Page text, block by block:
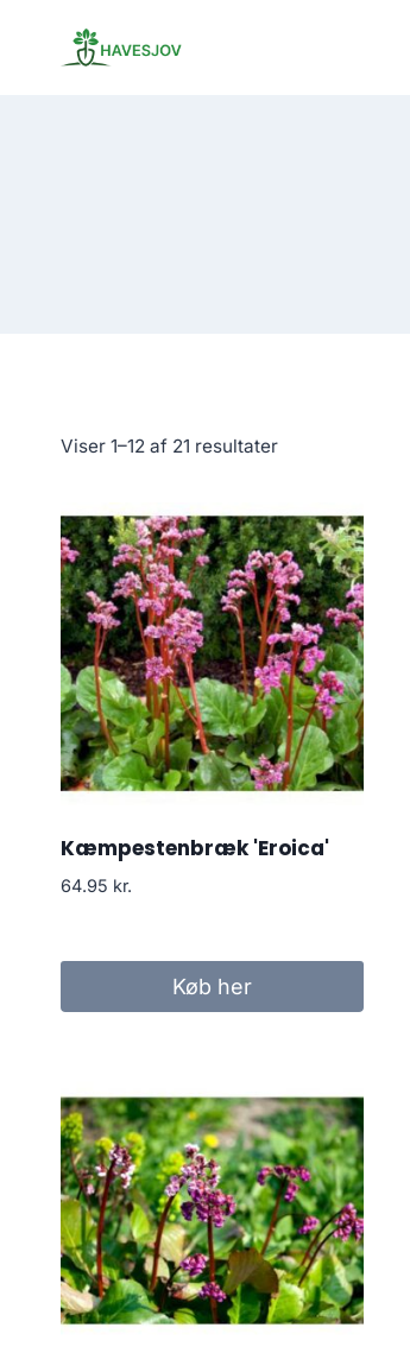
Viser 1–12 af 21 resultater
Kæmpestenbræk 'Eroica'
64.95 kr.
Køb her